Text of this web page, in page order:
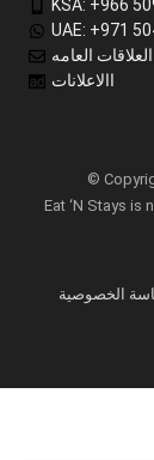
KSA: +966
UAE: +971
العلاقات العامه
االاعلانات
©
Eat ‘N Stays
الخصوصية